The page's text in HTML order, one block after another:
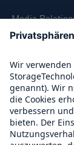
Media
Compliance
Über Munich
Munich Re
Cyber-
Navigation